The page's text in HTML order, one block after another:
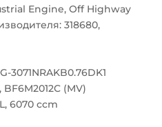
Engine, Off Highway
318680,
3071NRAKB0.76DK1
(MV)
6070 ccm